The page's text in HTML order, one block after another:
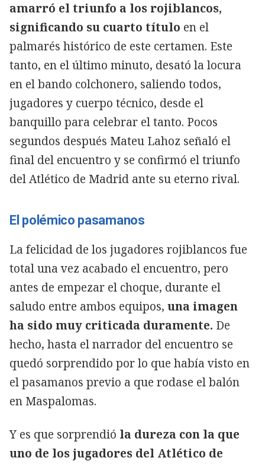
amarró el triunfo a los rojiblancos,
significando su cuarto título en el
palmarés histórico de este certamen. Este
tanto, en el último minuto, desató la locura
en el bando colchonero, saliendo todos,
jugadores y cuerpo técnico, desde el
banquillo para celebrar el tanto. Pocos
segundos después Mateu Lahoz señaló el
final del encuentro y se confirmó el triunfo
del Atlético de Madrid ante su eterno rival.
El polémico pasamanos
La felicidad de los jugadores rojiblancos fue
total una vez acabado el encuentro, pero
antes de empezar el choque, durante el
saludo entre ambos equipos, una imagen
ha sido muy criticada duramente. De
hecho, hasta el narrador del encuentro se
quedó sorprendido por lo que había visto en
el pasamanos previo a que rodase el balón
en Maspalomas.
Y es que sorprendió la dureza con la que
uno de los jugadores del Atlético de